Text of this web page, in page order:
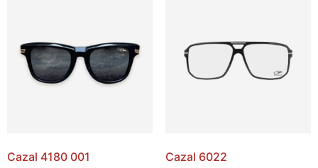
Cazal 4180 001 Cazal 6022